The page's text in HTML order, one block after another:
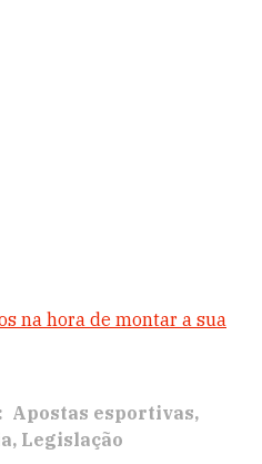
na hora de montar a sua
Apostas esportivas
Legislação